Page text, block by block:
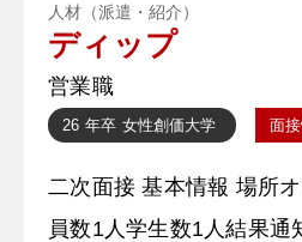
でした。残りの４つはどうし
不足が進んでいる日本で
重要になってくると思い
きない仕事は人間が全力
かし人間でなくてもでき
人材（派遣・紹介）
ディップ
営業職
26 年卒 女性創価大学 面
二次面接 基本情報 場所オフィス時間30分社
員数1人学生数1人結果通